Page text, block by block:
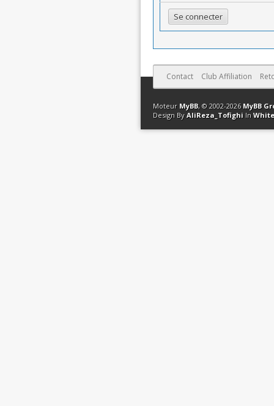
Contact Club Affiliation
Moteur MyBB, © 2002-2026 MyBB
Design By AliReza_Tofighi In